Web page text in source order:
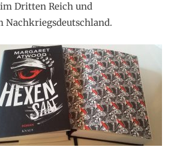
Dritten Reich und
Nachkriegsdeutschland.